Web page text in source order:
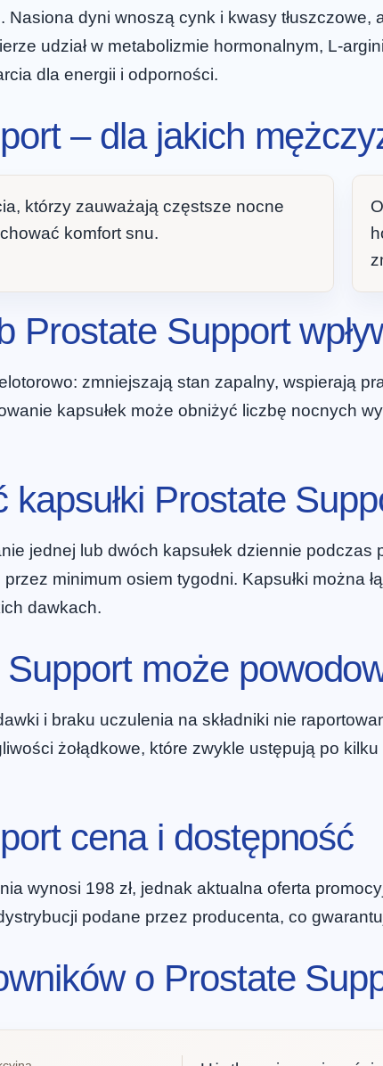
Nasiona dyni wnoszą cynk i kwasy
udział w metabolizmie hormonalnym, L-
dla energii i odporności.
– dla jakich
którzy zauważają częstsze nocne
komfort snu.
Prostate Support
zmniejszają stan zapalny, wspierają
kapsułek może obniżyć liczbę nocnych
kapsułki Prostate
jednej lub dwóch kapsułek dziennie
minimum osiem tygodni. Kapsułki można
dawkach.
może
i braku uczulenia na składniki nie
żołądkowe, które zwykle ustępują po
cena i dostępność
wynosi 198 zł, jednak aktualna oferta
podane przez producenta, co
o Prostate